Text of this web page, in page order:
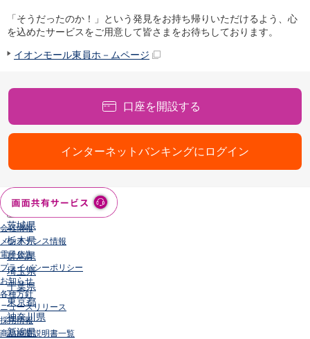
金利
キャンペーン
店舗・ATM
北海道・東北
岩手県
秋田県
福島県
関東／北陸・甲信越
茨城県
栃木県
群馬県
埼玉県
千葉県
東京都
神奈川県
新潟県
「そうだったのか！」という発見をお持ち帰りいただけるよう、心
を込めたサービスをご用意して皆さまをお待ちしております。
イオンモール東員ホ－ムページ
口座を開設する
インターネットバンキングにログイン
会社情報
メンテナンス情報
電子公告
プライバシーポリシー
お知らせ
各種方針
ニュースリリース
採用情報
商品概要説明書一覧